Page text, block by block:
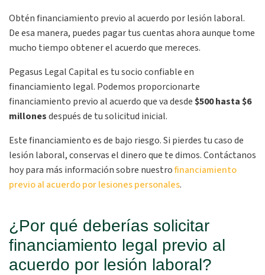
Obtén financiamiento previo al acuerdo por lesión laboral.
De esa manera, puedes pagar tus cuentas ahora aunque tome
mucho tiempo obtener el acuerdo que mereces.
Pegasus Legal Capital es tu socio confiable en
financiamiento legal. Podemos proporcionarte
financiamiento previo al acuerdo que va desde$500 hasta $6
millonesdespués de tu solicitud inicial.
Este financiamiento es de bajo riesgo. Si pierdes tu caso de
lesión laboral, conservas el dinero que te dimos. Contáctanos
hoy para más información sobre nuestrofinanciamiento
previo al acuerdo por lesiones personales.
¿Por qué deberías solicitar
financiamiento legal previo al
acuerdo por lesión laboral?